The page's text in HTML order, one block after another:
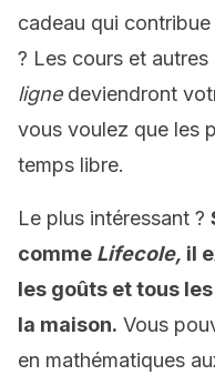
cadeau qui contribue
? Les cours et
lignedeviendront
vous voulez que les
temps libre.
Le plus intéressant ?
comme Lifecole, il
les goûts et tous
la maison. Vous
en mathématiques